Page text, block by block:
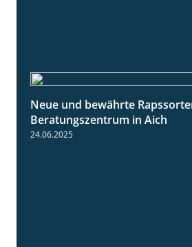
Neue und bewährte
Beratungszentrum in Aich
24.06.2025